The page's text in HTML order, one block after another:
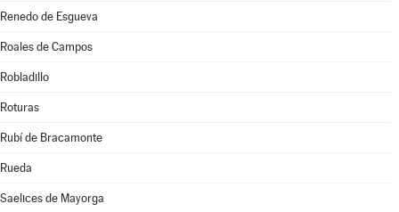
Renedo de Esgueva
Roales de Campos
Robladillo
Roturas
Rubí de Bracamonte
Rueda
Saelices de Mayorga